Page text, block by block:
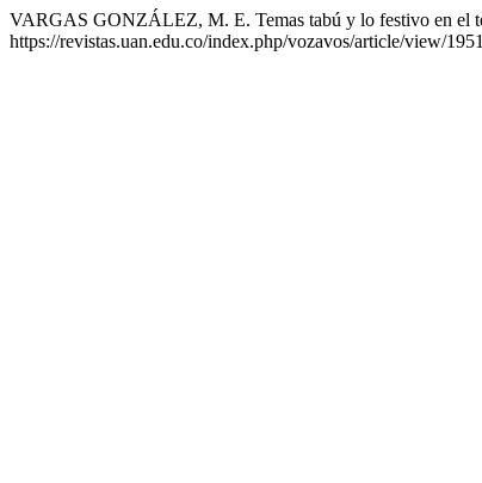
VARGAS GONZÁLEZ, M. E. Temas tabú y lo festivo en el
https://revistas.uan.edu.co/index.php/vozavos/article/view/